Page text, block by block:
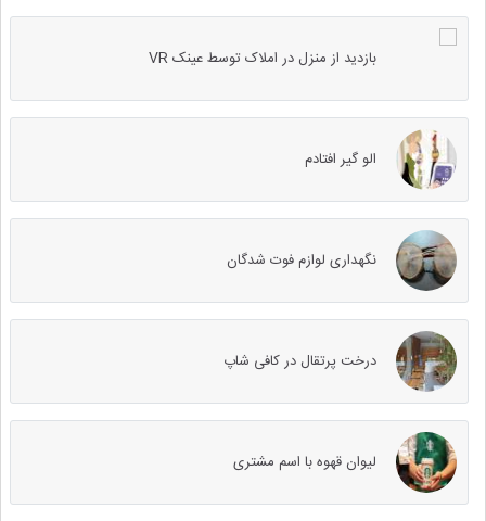
بازدید از منزل در املاک توسط عینک VR
الو گیر افتادم
نگهداری لوازم فوت شدگان
درخت پرتقال در کافی شاپ
لیوان قهوه با اسم مشتری